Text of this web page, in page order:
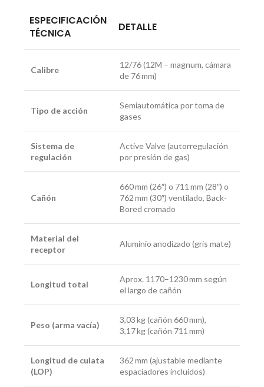
ESPECIFICACIÓN
TÉCNICA
DETALLE
Calibre
12/76 (12M – magnum, cámara
de 76 mm)
Tipo de acción
Semiautomática por toma de
gases
Sistema de
regulación
Active Valve (autorregulación
por presión de gas)
Cañón
660 mm (26″) o 711 mm (28″) o
762 mm (30″) ventilado, Back-
Bored cromado
Material del
receptor
Aluminio anodizado (gris mate)
Longitud total
Aprox. 1170–1230 mm según
el largo de cañón
Peso (arma vacía)
3,03 kg (cañón 660 mm),
3,17 kg (cañón 711 mm)
Longitud de culata
(LOP)
362 mm (ajustable mediante
espaciadores incluidos)